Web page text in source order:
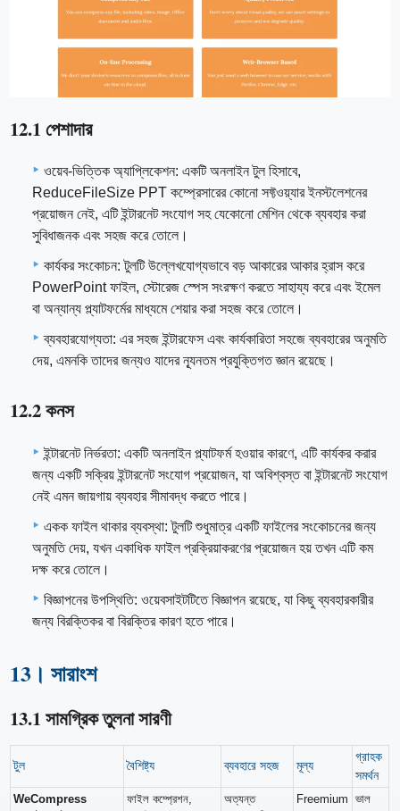
12.1 পেশাদার
ওয়েব-ভিত্তিক অ্যাপ্লিকেশন: একটি অনলাইন টুল হিসাবে,
ReduceFileSize PPT কম্প্রেসারের কোনো সফ্টওয়্যার ইনস্টলেশনের
প্রয়োজন নেই, এটি ইন্টারনেট সংযোগ সহ যেকোনো মেশিন থেকে ব্যবহার করা
সুবিধাজনক এবং সহজ করে তোলে।
কার্যকর সংকোচন: টুলটি উল্লেখযোগ্যভাবে বড় আকারের আকার হ্রাস করে
PowerPoint ফাইল, স্টোরেজ স্পেস সংরক্ষণ করতে সাহায্য করে এবং ইমেল
বা অন্যান্য প্ল্যাটফর্মের মাধ্যমে শেয়ার করা সহজ করে তোলে।
ব্যবহারযোগ্যতা: এর সহজ ইন্টারফেস এবং কার্যকারিতা সহজে ব্যবহারের অনুমতি
দেয়, এমনকি তাদের জন্যও যাদের ন্যূনতম প্রযুক্তিগত জ্ঞান রয়েছে।
12.2 কনস
ইন্টারনেট নির্ভরতা: একটি অনলাইন প্ল্যাটফর্ম হওয়ার কারণে, এটি কার্যকর করার
জন্য একটি সক্রিয় ইন্টারনেট সংযোগ প্রয়োজন, যা অবিশ্বস্ত বা ইন্টারনেট সংযোগ
নেই এমন জায়গায় ব্যবহার সীমাবদ্ধ করতে পারে।
একক ফাইল থাকার ব্যবস্থা: টুলটি শুধুমাত্র একটি ফাইলের সংকোচনের জন্য
অনুমতি দেয়, যখন একাধিক ফাইল প্রক্রিয়াকরণের প্রয়োজন হয় তখন এটি কম
দক্ষ করে তোলে।
বিজ্ঞাপনের উপস্থিতি: ওয়েবসাইটটিতে বিজ্ঞাপন রয়েছে, যা কিছু ব্যবহারকারীর
জন্য বিরক্তিকর বা বিরক্তির কারণ হতে পারে।
13। সারাংশ
13.1 সামগ্রিক তুলনা সারণী
টুল বৈশিষ্ট্য ব্যবহারে সহজ মূল্য
গ্রাহক
সমর্থন
WeCompress
ফাইল কম্প্রেশন,
অত্যন্ত
Freemium ভাল